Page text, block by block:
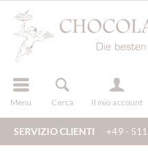
Menu Cerca Il mio account
registra
SERVIZIO CLIENTI +49 -